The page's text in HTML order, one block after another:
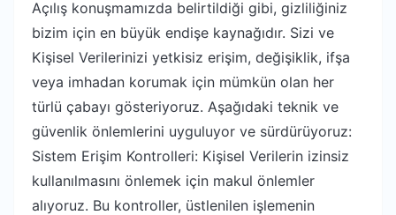
Açılış konuşmamızda belirtildiği gibi, gizliliğiniz
bizim için en büyük endişe kaynağıdır. Sizi ve
Kişisel Verilerinizi yetkisiz erişim, değişiklik, ifşa
veya imhadan korumak için mümkün olan her
türlü çabayı gösteriyoruz. Aşağıdaki teknik ve
güvenlik önlemlerini uyguluyor ve sürdürüyoruz:
Sistem Erişim Kontrolleri: Kişisel Verilerin izinsiz
kullanılmasını önlemek için makul önlemler
alıyoruz. Bu kontroller, üstlenilen işlemenin